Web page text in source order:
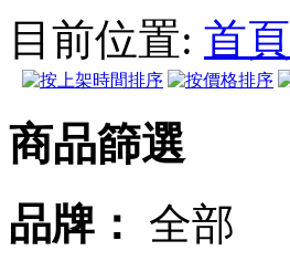
目前位置: 首頁
商品篩選
品牌：
全部